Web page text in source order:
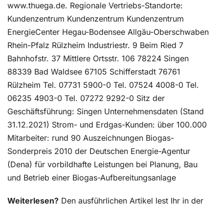
www.thuega.de. Regionale Vertriebs-Standorte:
Kundenzentrum Kundenzentrum Kundenzentrum
EnergieCenter Hegau-Bodensee Allgäu-Oberschwaben
Rhein-Pfalz Rülzheim Industriestr. 9 Beim Ried 7
Bahnhofstr. 37 Mittlere Ortsstr. 106 78224 Singen
88339 Bad Waldsee 67105 Schifferstadt 76761
Rülzheim Tel. 07731 5900-0 Tel. 07524 4008-0 Tel.
06235 4903-0 Tel. 07272 9292-0 Sitz der
Geschäftsführung: Singen Unternehmensdaten (Stand
31.12.2021) Strom- und Erdgas-Kunden: über 100.000
Mitarbeiter: rund 90 Auszeichnungen Biogas-
Sonderpreis 2010 der Deutschen Energie-Agentur
(Dena) für vorbildhafte Leistungen bei Planung, Bau
und Betrieb einer Biogas-Aufbereitungsanlage
Weiterlesen? Den ausführlichen Artikel lest Ihr in der